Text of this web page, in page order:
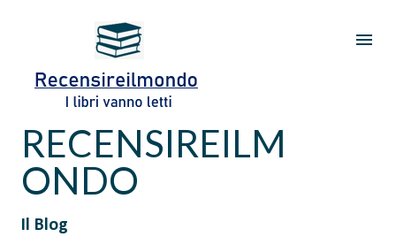
Passa ai contenuti principali
RECENSIREILM
ONDO
Il Blog